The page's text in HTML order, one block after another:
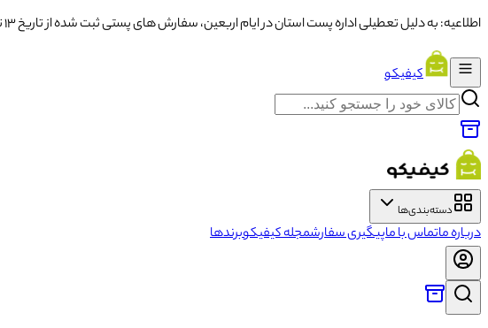
اطلاعیه: به دلیل تعطیلی اداره پست استان در ایام اربعین، سفارش های پستی ثبت شده از تاریخ ۱۳ تا ۱۶ با تاخیر ارسال خواهند شد.
کیفیکو
دسته‌بندی‌ها
درباره ماتماس با ماپیگیری سفارشمجله کیفیکوبرندها